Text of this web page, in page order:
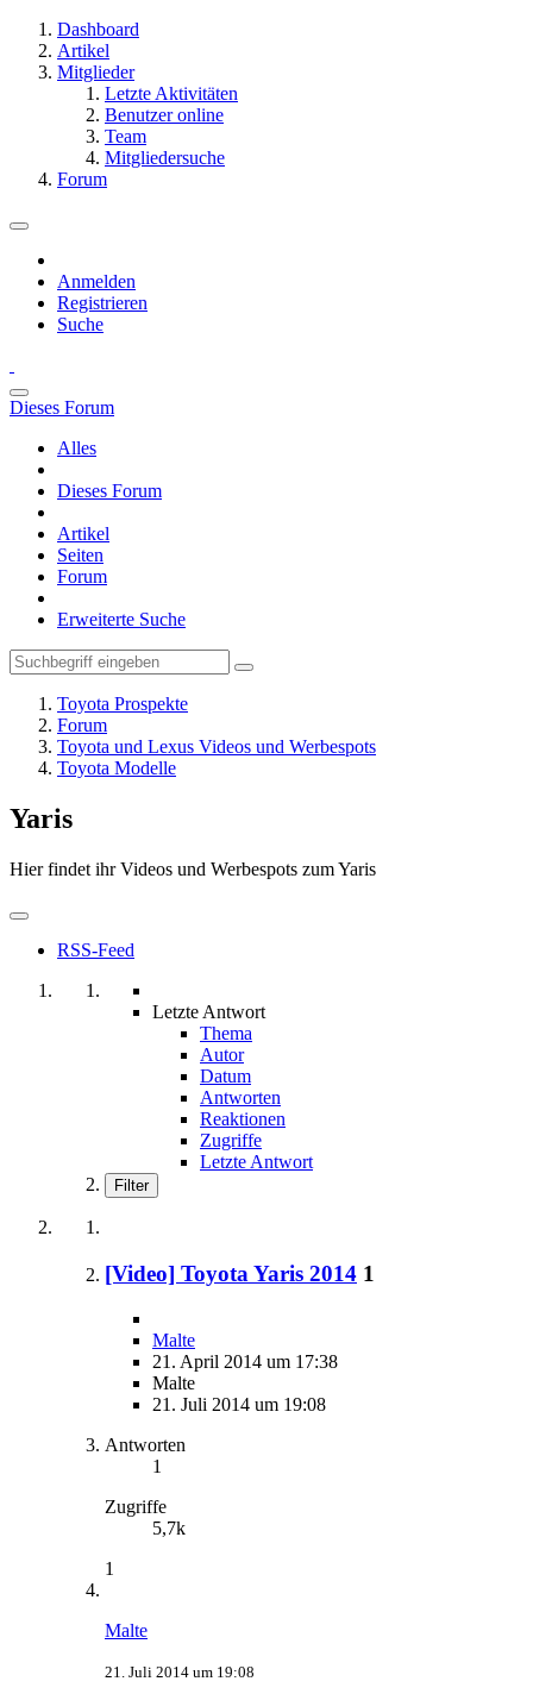
Dashboard
Artikel
Mitglieder
Letzte Aktivitäten
Benutzer online
Team
Mitgliedersuche
Forum
Anmelden
Registrieren
Suche
Dieses Forum
Alles
Dieses Forum
Artikel
Seiten
Forum
Erweiterte Suche
Toyota Prospekte
Forum
Toyota und Lexus Videos und Werbespots
Toyota Modelle
Yaris
Hier findet ihr Videos und Werbespots zum Yaris
RSS-Feed
Letzte Antwort
Thema
Autor
Datum
Antworten
Reaktionen
Zugriffe
Letzte Antwort
Filter
[Video] Toyota Yaris 2014 1
Malte
21. April 2014 um 17:38
Malte
21. Juli 2014 um 19:08
Antworten
1
Zugriffe
5,7k
1
Malte
21. Juli 2014 um 19:08